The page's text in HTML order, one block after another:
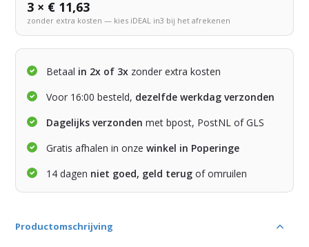
3 × € 11,63
zonder extra kosten — kies iDEAL in3 bij het afrekenen
Betaal in 2x of 3x zonder extra kosten
Voor 16:00 besteld, dezelfde werkdag verzonden
Dagelijks verzonden met bpost, PostNL of GLS
Gratis afhalen in onzewinkel in Poperinge
14 dagen niet goed, geld terug of omruilen
Productomschrijving